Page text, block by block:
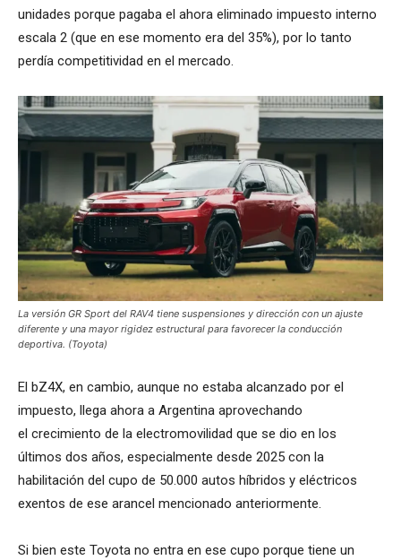
unidades porque pagaba el ahora eliminado impuesto interno
escala 2 (que en ese momento era del 35%), por lo tanto
perdía competitividad en el mercado.
La versión GR Sport del RAV4 tiene suspensiones y dirección con un ajuste
diferente y una mayor rigidez estructural para favorecer la conducción
deportiva. (Toyota)
El bZ4X, en cambio, aunque no estaba alcanzado por el
impuesto, llega ahora a Argentina aprovechando
el crecimiento de la electromovilidad que se dio en los
últimos dos años, especialmente desde 2025 con la
habilitación del cupo de 50.000 autos híbridos y eléctricos
exentos de ese arancel mencionado anteriormente.
Si bien este Toyota no entra en ese cupo porque tiene un